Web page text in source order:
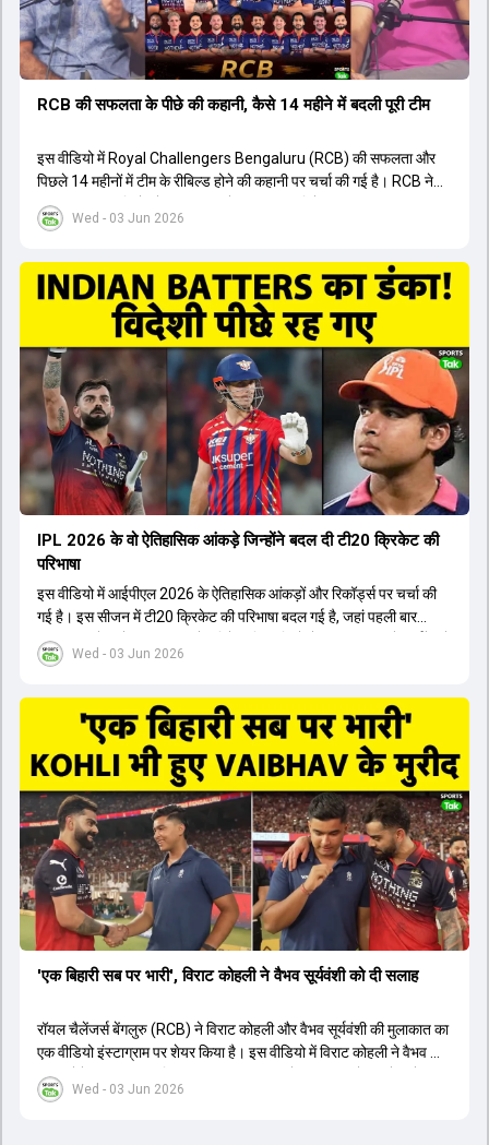
Wed - 03 Jun 2026
RCB की सफलता के पीछे की कहानी, कैसे 14 महीने में बदली पूरी टीम
इस वीडियो में Royal Challengers Bengaluru (RCB) की सफलता और
पिछले 14 महीनों में टीम के रीबिल्ड होने की कहानी पर चर्चा की गई है। RCB ने
अपनी पुरानी गलतियों को स्वीकार करते हुए एक नया रिसेट बटन दबाया। टीम
मैनेजमेंट में Mo Bobat, Andy Flower, Dinesh Karthik और एनालिस्ट
के तहत Bhuvneshwar Kumar, Krunal Pandya और Rasikh Salam
जैसे भारतीय खिलाड़ियों को टीम में शामिल किया गया, जिन्होंने शानदार प्रदर्शन
किया। इसके अलावा, Virat Kohli की भूमिका में भी बदलाव देखा गया, जहां वह
अब टीम के युवा खिलाड़ियों के साथ ज्यादा जुड़े हुए नजर आते हैं। कप्तान Rajat
Patidar के नेतृत्व में टीम का कम्युनिकेशन बहुत स्पष्ट रहा है। एनालिस्ट से लेकर
मैनेजमेंट तक, सभी एक ही पेज पर रहते हैं, जिससे मैदान पर कोई कंफ्यूजन नहीं
होता। यही कारण है कि RCB ने लगातार सफलता हासिल की है।
Wed - 03 Jun 2026
IPL 2026 के वो ऐतिहासिक आंकड़े जिन्होंने बदल दी टी20 क्रिकेट की
परिभाषा
इस वीडियो में आईपीएल 2026 के ऐतिहासिक आंकड़ों और रिकॉर्ड्स पर चर्चा की
गई है। इस सीजन में टी20 क्रिकेट की परिभाषा बदल गई है, जहां पहली बार
भारतीय बल्लेबाजों का स्ट्राइक रेट विदेशी खिलाड़ियों से ज्यादा रहा। पूरे टूर्नामेंट में
1426 छक्के लगे और 65 बार टीमों ने 200 से ज्यादा का स्कोर बनाया, जो एक
स्ट्राइक रेट के साथ मोस्ट वैल्युएबल प्लेयर का खिताब जीता। इसके अलावा पंजाब
और बेंगलुरु के प्रदर्शन के साथ-साथ लक्ष्य का पीछा करने वाली टीमों की सफलता
के आंकड़ों का भी विश्लेषण किया गया है।
Wed - 03 Jun 2026
'एक बिहारी सब पर भारी', विराट कोहली ने वैभव सूर्यवंशी को दी सलाह
रॉयल चैलेंजर्स बेंगलुरु (RCB) ने विराट कोहली और वैभव सूर्यवंशी की मुलाकात का
एक वीडियो इंस्टाग्राम पर शेयर किया है। इस वीडियो में विराट कोहली ने वैभव को
सलाह देते हुए कहा, 'एक बिहारी सब पर भारी। बस गेम खत्म।' कोहली ने उन्हें खुद
पर विश्वास रखने और नकारात्मक बातों पर ध्यान न देने की सलाह दी। आईपीएल